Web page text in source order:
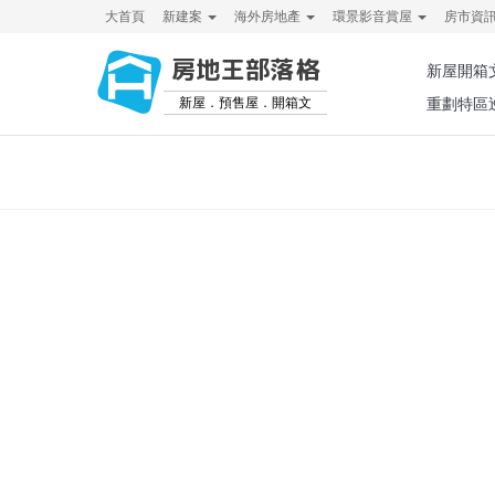
大首頁 新建案 海外房地產 環景影音賞屋 房市資
房地王部落格
新屋．預售屋．開箱文
新屋開箱
重劃特區